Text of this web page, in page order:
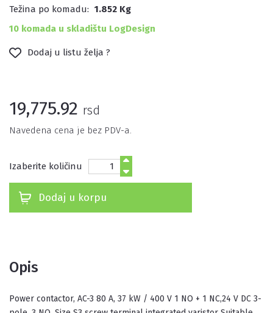
Težina po komadu: 1.852 Kg
10 komada u skladištu LogDesign
Dodaj u listu želja ?
19,775.92 rsd
Navedena cena je bez PDV-a.
Izaberite količinu
Dodaj u korpu
Opis
power contactor, AC-3 80 A, 37 kW / 400 V 1 NO + 1 NC,24 V DC 3-